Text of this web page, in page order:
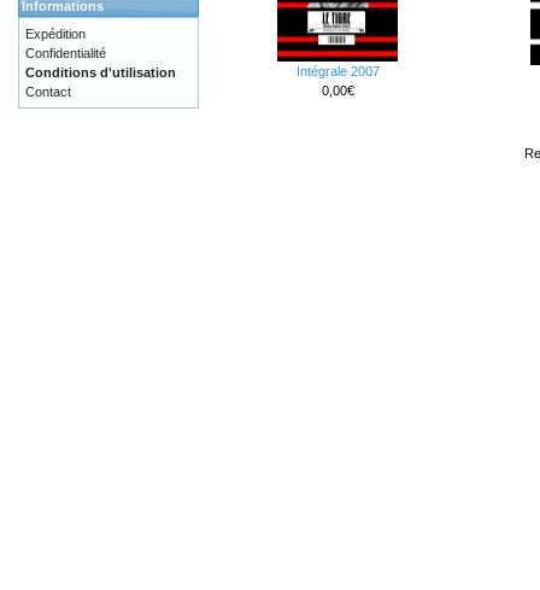
Intégrale 2007
0,00€
Informations
Expédition
Confidentialité
Conditions d'utilisation
Contact